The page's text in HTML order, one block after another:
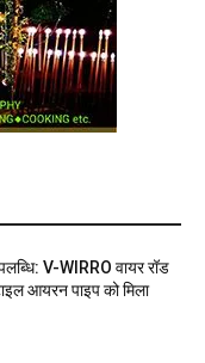
V-WIRRO वायर रॉड
आयरन पाइप को मिला